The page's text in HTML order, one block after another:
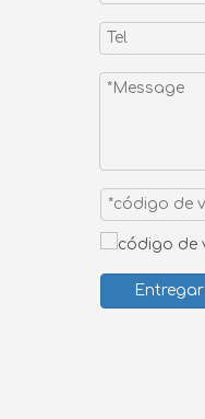
Entregar